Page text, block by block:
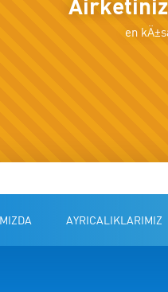
en
AYRICALIKLARIMIZ